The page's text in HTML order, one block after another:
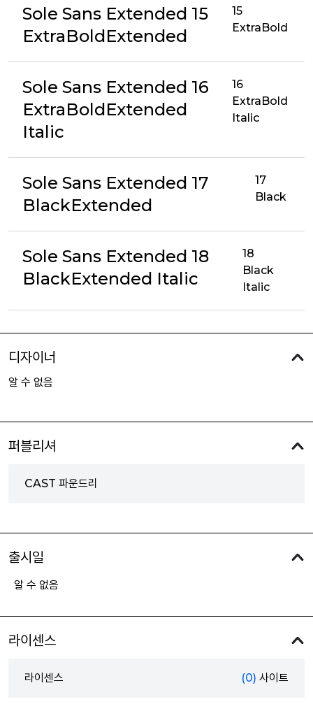
Sole Sans Extended 15
ExtraBoldExtended
15
ExtraBold
Sole Sans Extended 16
ExtraBoldExtended
Italic
16
ExtraBold
Italic
Sole Sans Extended 17
BlackExtended
17
Black
Sole Sans Extended 18
BlackExtended Italic
18
Black
Italic
디자이너
알 수 없음
퍼블리셔
CAST 파운드리
출시일
알 수 없음
라이센스
라이센스 (0) 사이트